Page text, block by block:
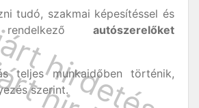
tudó, szakmai képesítéssel és
rendelkező autószerelőket
teljes munkaidőben történik,
szerint.